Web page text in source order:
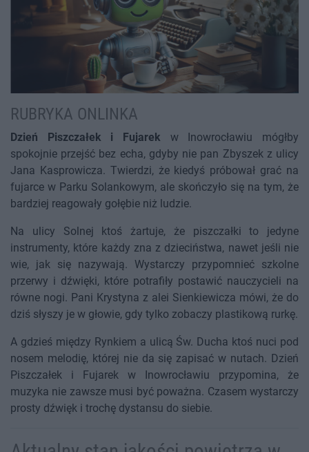
RUBRYKA ONLINKA
Dzień Piszczałek i Fujarek w Inowrocławiu mógłby
spokojnie przejść bez echa, gdyby nie pan Zbyszek z ulicy
Jana Kasprowicza. Twierdzi, że kiedyś próbował grać na
fujarce w Parku Solankowym, ale skończyło się na tym, że
bardziej reagowały gołębie niż ludzie.
Na ulicy Solnej ktoś żartuje, że piszczałki to jedyne
instrumenty, które każdy zna z dzieciństwa, nawet jeśli nie
wie, jak się nazywają. Wystarczy przypomnieć szkolne
przerwy i dźwięki, które potrafiły postawić nauczycieli na
równe nogi. Pani Krystyna z alei Sienkiewicza mówi, że do
dziś słyszy je w głowie, gdy tylko zobaczy plastikową rurkę.
A gdzieś między Rynkiem a ulicą Św. Ducha ktoś nuci pod
nosem melodię, której nie da się zapisać w nutach. Dzień
Piszczałek i Fujarek w Inowrocławiu przypomina, że
muzyka nie zawsze musi być poważna. Czasem wystarczy
prosty dźwięk i trochę dystansu do siebie.